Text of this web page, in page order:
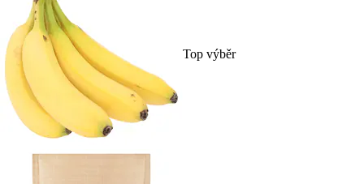
Top výběr